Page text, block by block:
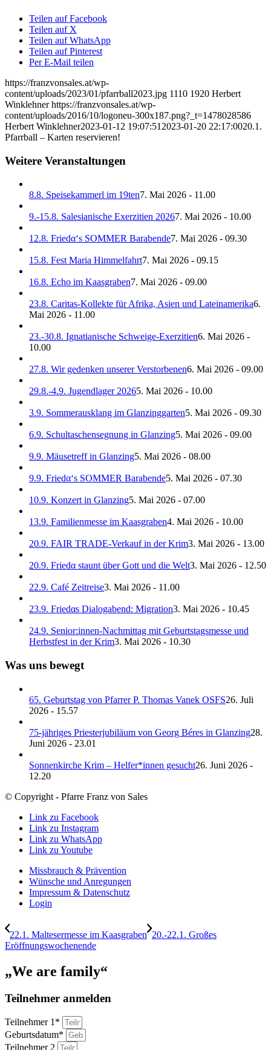
Teilen auf Facebook
Teilen auf X
Teilen auf WhatsApp
Teilen auf Pinterest
Per E-Mail teilen
https://franzvonsales.at/wp-
content/uploads/2023/01/pfarrball2023.jpg 1110 1920 Herbert
Winklehner https://franzvonsales.at/wp-
content/uploads/2016/10/logoneu-300x187.png?_t=1478028586
Herbert Winklehner2023-01-12 19:07:51 2023-01-20 22:17:0020.1.
Pfarrball – Karten reservieren!
Weitere Veranstaltungen
8.8. Speisekammerl im 19ten7. Mai 2026 - 11.00
9.-15.8. Salesianische Exerzitien 20267. Mai 2026 - 10.00
12.8. Friedα‘s SOMMER Barabende7. Mai 2026 - 09.30
15.8. Fest Maria Himmelfahrt7. Mai 2026 - 09.15
16.8. Echo im Kaasgraben7. Mai 2026 - 09.00
23.8. Caritas-Kollekte für Afrika, Asien und Lateinamerika6.
Mai 2026 - 11.00
23.-30.8. Ignatianische Schweige-Exerzitien6. Mai 2026 -
10.00
27.8. Wir gedenken unserer Verstorbenen6. Mai 2026 - 09.00
29.8.-4.9. Jugendlager 20265. Mai 2026 - 10.00
3.9. Sommerausklang im Glanzinggarten5. Mai 2026 - 09.30
6.9. Schultaschensegnung in Glanzing5. Mai 2026 - 09.00
9.9. Mäusetreff in Glanzing5. Mai 2026 - 08.00
9.9. Friedα‘s SOMMER Barabende5. Mai 2026 - 07.30
10.9. Konzert in Glanzing5. Mai 2026 - 07.00
13.9. Familienmesse im Kaasgraben4. Mai 2026 - 10.00
20.9. FAIR TRADE-Verkauf in der Krim3. Mai 2026 - 13.00
20.9. Friedα staunt über Gott und die Welt3. Mai 2026 - 12.50
22.9. Café Zeitreise3. Mai 2026 - 11.00
23.9. Friedαs Dialogabend: Migration3. Mai 2026 - 10.45
24.9. Senior:innen-Nachmittag mit Geburtstagsmesse und
Herbstfest in der Krim3. Mai 2026 - 10.30
Was uns bewegt
65. Geburtstag von Pfarrer P. Thomas Vanek OSFS26. Juli
2026 - 15.57
75-jähriges Priesterjubiläum von Georg Béres in Glanzing28.
Juni 2026 - 23.01
Sonnenkirche Krim – Helfer*innen gesucht26. Juni 2026 -
12.20
© Copyright - Pfarre Franz von Sales
Link zu Facebook
Link zu Instagram
Link zu WhatsApp
Link zu Youtube
Missbrauch & Prävention
Wünsche und Anregungen
Impressum & Datenschutz
Login
22.1. Maltesermesse im Kaasgraben 20.-22.1. Großes
Eröffnungswochenende
„We are family“
Teilnehmer anmelden
Teilnehmer 1*
Geburtsdatum*
Teilnehmer 2